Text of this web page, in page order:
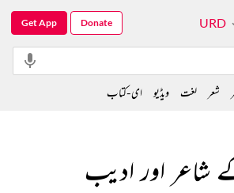
کے شاعر اور ادیب
URD
Get App Donate
شعر لغت ویڈیو ای-کتاب